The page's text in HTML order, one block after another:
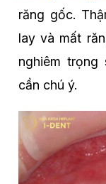
răng gốc.
lay và mất
nghiêm trọng
cần chú ý.